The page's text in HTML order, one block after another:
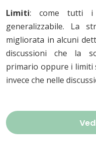
Limiti: come tutti i
generalizzabile. La
migliorata in alcuni
discussioni che la
primario oppure i limiti
invece che nelle